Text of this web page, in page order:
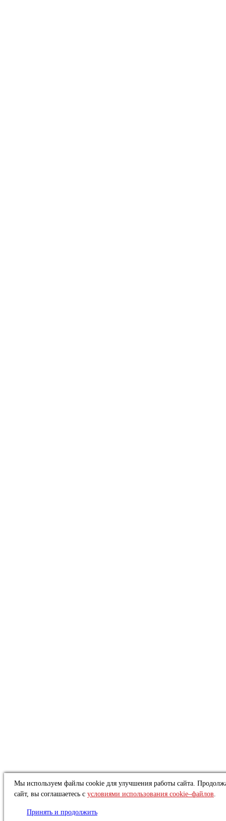
Мы используем файлы cookie для улучшения работы сайта.
сайт, вы соглашаетесь с условиями использования cookie–файлов.
Принять и продолжить